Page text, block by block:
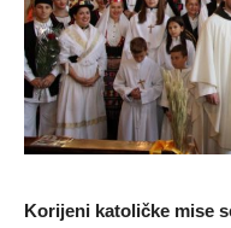
Korijeni katoličke mise